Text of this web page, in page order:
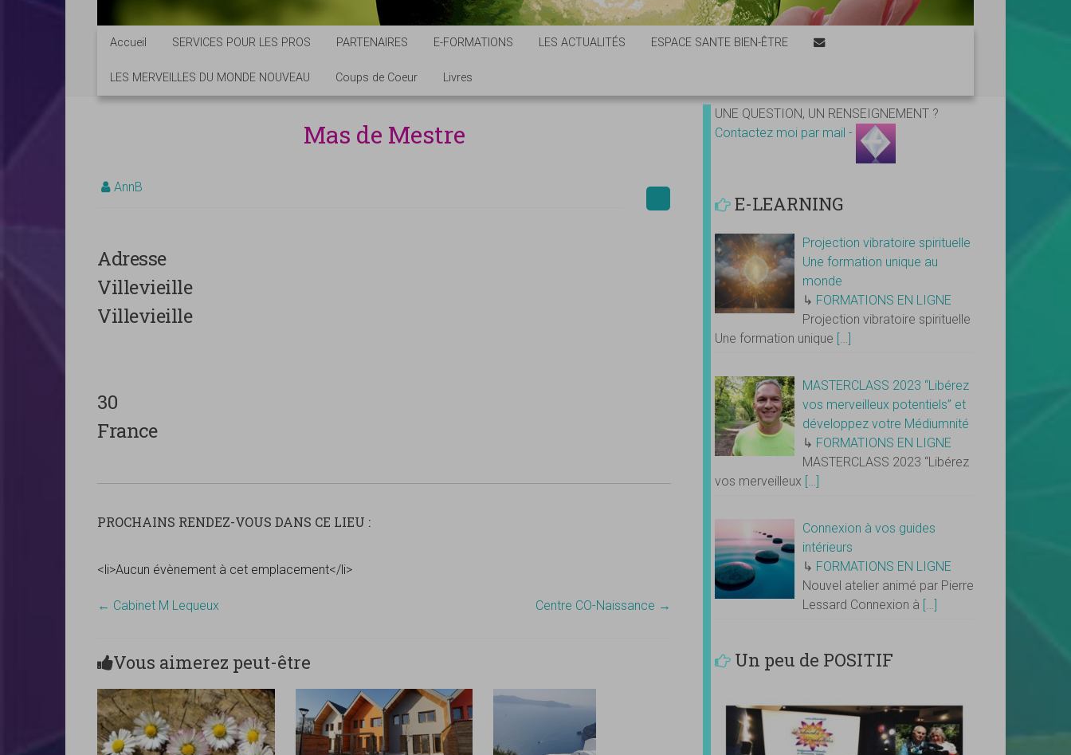
Accueil SERVICES POUR LES PROS PARTENAIRES E-FORMATIONS LES ACTUALITÉS ESPACE SANTE BIEN-ÊTRE
LES MERVEILLES DU MONDE NOUVEAU Coups de Coeur Livres
Mas de Mestre
AnnB
Adresse
Villevieille
Villevieille
30
France
PROCHAINS RENDEZ-VOUS DANS CE LIEU :
<li>Aucun évènement à cet emplacement</li>
← Cabinet M Lequeux Centre CO-Naissance →
Vous aimerez peut-être
UNE QUESTION, UN RENSEIGNEMENT ?
Contactez moi par mail -
E-LEARNING
Projection vibratoire spirituelle
Une formation unique au
monde
↳ FORMATIONS EN LIGNE
Projection vibratoire spirituelle
Une formation unique […]
MASTERCLASS 2023 “Libérez
vos merveilleux potentiels” et
développez votre Médiumnité
↳ FORMATIONS EN LIGNE
MASTERCLASS 2023 “Libérez
vos merveilleux […]
Connexion à vos guides
intérieurs
↳ FORMATIONS EN LIGNE
Nouvel atelier animé par Pierre
Lessard Connexion à […]
Un peu de POSITIF